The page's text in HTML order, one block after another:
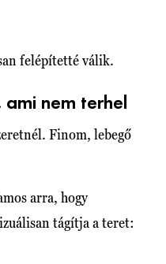
felépítetté válik.
nem terhel
Finom, lebegő
arra, hogy
tágítja a teret: